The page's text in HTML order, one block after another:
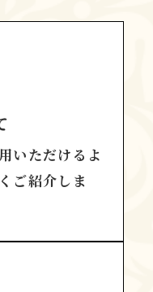
いただけるよ
ご紹介しま